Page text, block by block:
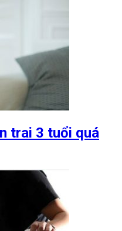
trai 3 tuổi quá